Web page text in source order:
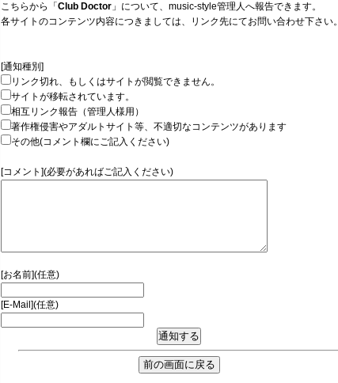
こちらから「 Club Doctor 」について、music-style管理人へ報告できます。
各サイトのコンテンツ内容につきましては、リンク先にてお問い合わせ下さい。
[通知種別]
リンク切れ、もしくはサイトが閲覧できません。
サイトが移転されています。
相互リンク報告（管理人様用）
著作権侵害やアダルトサイト等、不適切なコンテンツがあります
その他(コメント欄にご記入ください)
[コメント](必要があればご記入ください)
[お名前](任意)
[E-Mail](任意)